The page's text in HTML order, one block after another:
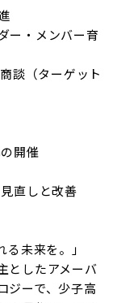
ー・メンバー育
談（ターゲット
開催
直しと改善
未来を。」
としたアメーバ
ジーで、少子高